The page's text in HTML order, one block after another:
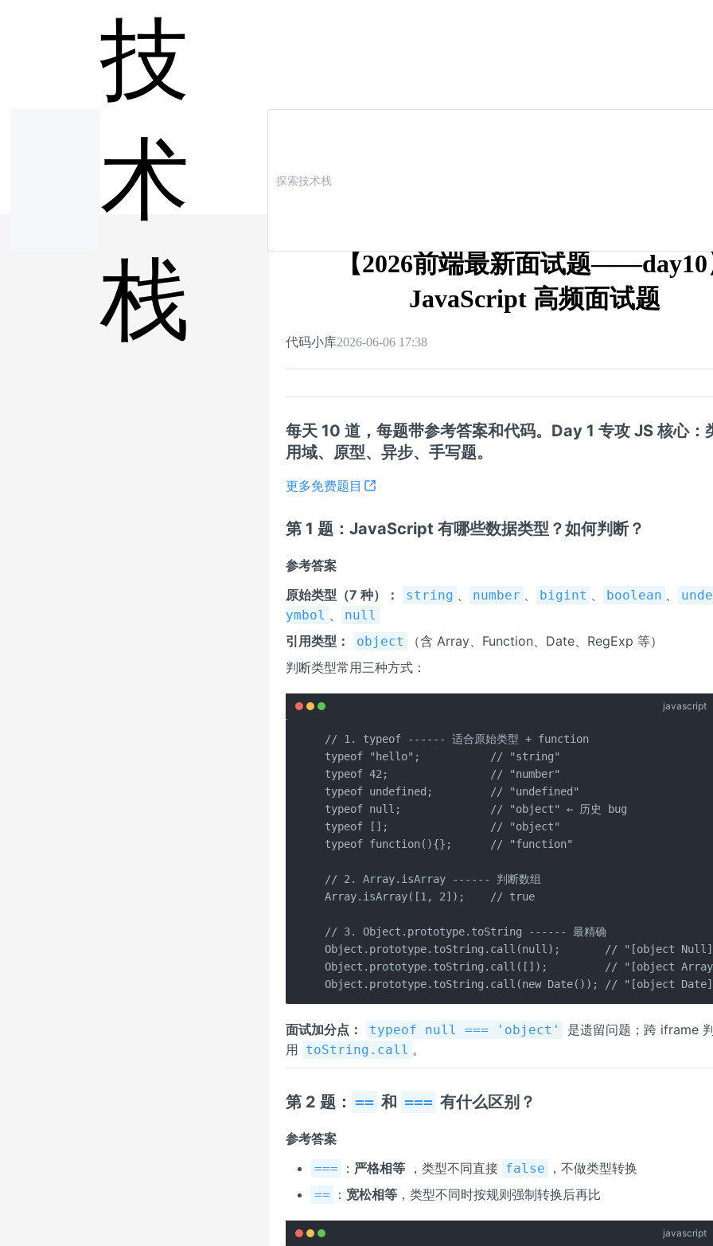
技
术
栈
【2026前端最新面试题——day10
JavaScript 高频面试题
代码小库2026-06-06 17:38
每天 10 道，每题带参考答案和代码。Day 1 专攻 JS 核心：
用域、原型、异步、手写题。
更多免费题目
第 1 题：JavaScript 有哪些数据类型？如何判断？
参考答案
原始类型（7 种）：
string number bigint boolean
ymbol
null
引用类型： object
（含 Array、Function、Date、RegExp 等）
判断类型常用三种方式：
javascript
// 1. typeof ------ 适合原始类型 + function
typeof "hello";           // "string"
typeof 42;                // "number"
typeof undefined;         // "undefined"
typeof null;              // "object" ← 历史 bug
typeof [];                // "object"
typeof function(){};      // "function"
// 2. Array.isArray ------ 判断数组
Array.isArray([1, 2]);    // true
// 3. Object.prototype.toString ------ 最精确
Object.prototype.toString.call(null);       // "[object
Object.prototype.toString.call([]);         // "[object
Object.prototype.toString.call(new Date()); // "[object
面试加分点： typeof null === 'object'
是遗留问题；跨 iframe
用 toString.call 。
第 2 题： == 和 === 有什么区别？
参考答案
=== ： 严格相等 ，类型不同直接 false ，不做类型转换
== ： 宽松相等 ，类型不同时按规则强制转换后再比
javascript